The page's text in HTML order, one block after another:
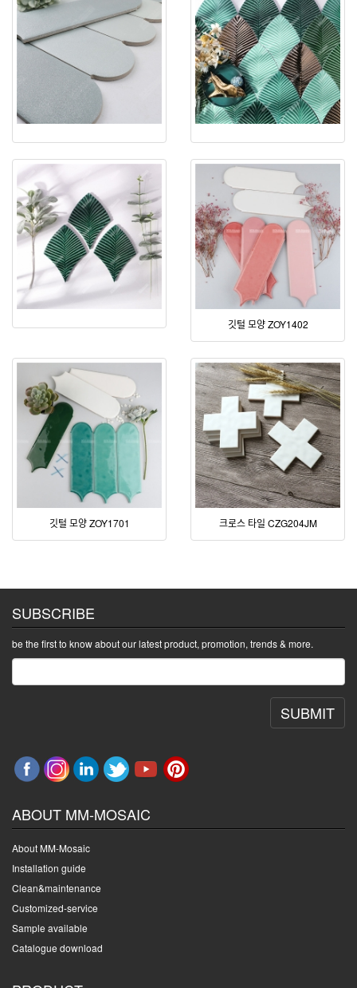
깃털 모양 ZOY1402
깃털 모양 ZOY1701 크로스 타일 CZG204JM
SUBSCRIBE
be the first to know about our latest product, promotion, trends & more.
SUBMIT
ABOUT MM-MOSAIC
About MM-Mosaic
Installation guide
Clean&maintenance
Customized-service
Sample available
Catalogue download